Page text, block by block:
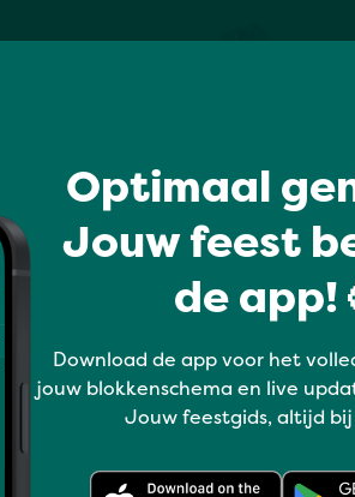
Optimaal
Jouw feest
de app!
Download de app voor het
jouw blokkenschema en live
Jouw feestgids, altijd